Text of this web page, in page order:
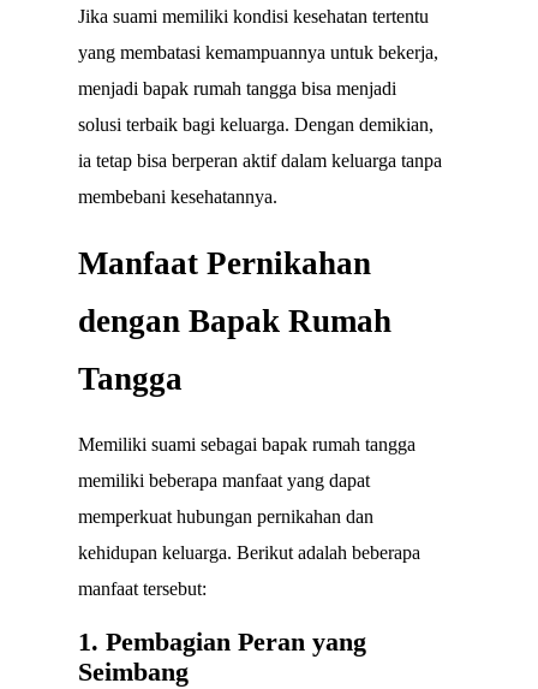
Jika suami memiliki kondisi kesehatan tertentu
yang membatasi kemampuannya untuk bekerja,
menjadi bapak rumah tangga bisa menjadi
solusi terbaik bagi keluarga. Dengan demikian,
ia tetap bisa berperan aktif dalam keluarga tanpa
membebani kesehatannya.
Manfaat Pernikahan
dengan Bapak Rumah
Tangga
Memiliki suami sebagai bapak rumah tangga
memiliki beberapa manfaat yang dapat
memperkuat hubungan pernikahan dan
kehidupan keluarga. Berikut adalah beberapa
manfaat tersebut:
1. Pembagian Peran yang
Seimbang